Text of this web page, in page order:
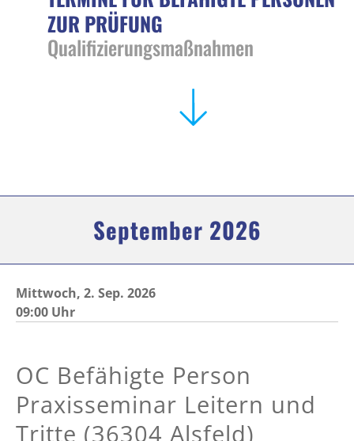
ZUR PRÜFUNG
Qualifizierungsmaßnahmen
September 2026
Mittwoch, 2. Sep. 2026
09:00 Uhr
OC Befähigte Person
Praxisseminar Leitern und
Tritte (36304 Alsfeld)